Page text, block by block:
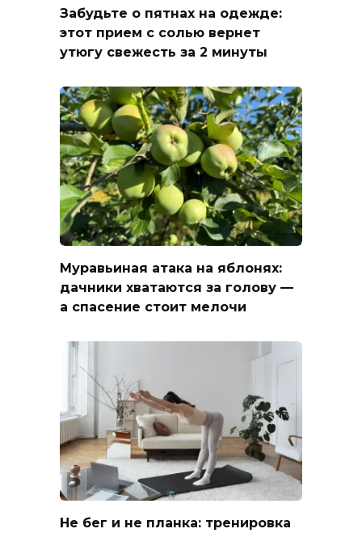
Забудьте о пятнах на одежде:
этот прием с солью вернет
утюгу свежесть за 2 минуты
Муравьиная атака на яблонях:
дачники хватаются за голову —
а спасение стоит мелочи
Не бег и не планка: тренировка